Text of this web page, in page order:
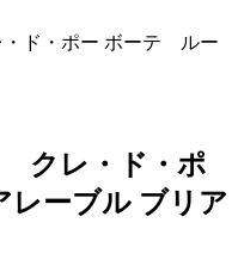
ド・ポー ボーテ ルー
ーブル ブリア